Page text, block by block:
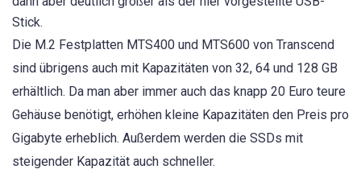
Stick.
Die M.2 Festplatten MTS400 und MTS600 von Transcend
sind übrigens auch mit Kapazitäten von 32, 64 und 128 GB
erhältlich. Da man aber immer auch das knapp 20 Euro teure
Gehäuse benötigt, erhöhen kleine Kapazitäten den Preis pro
Gigabyte erheblich. Außerdem werden die SSDs mit
steigender Kapazität auch schneller.